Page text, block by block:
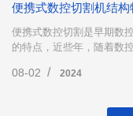
便携式数控切割机结
便携式数控切割是早期数
的特点，近些年，随着数
位，下面小编为大家详细
08-02 / 2024